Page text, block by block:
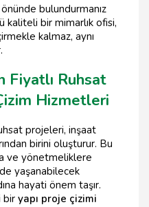
bulundurmanız
kaliteli bir mimarlık ofisi,
kalmaz, aynı
Fiyatlı Ruhsat
Hizmetleri
projeleri, inşaat
birini oluşturur. Bu
ve yönetmeliklere
yaşanabilecek
hayati önem taşır.
bir yapı proje çizimi